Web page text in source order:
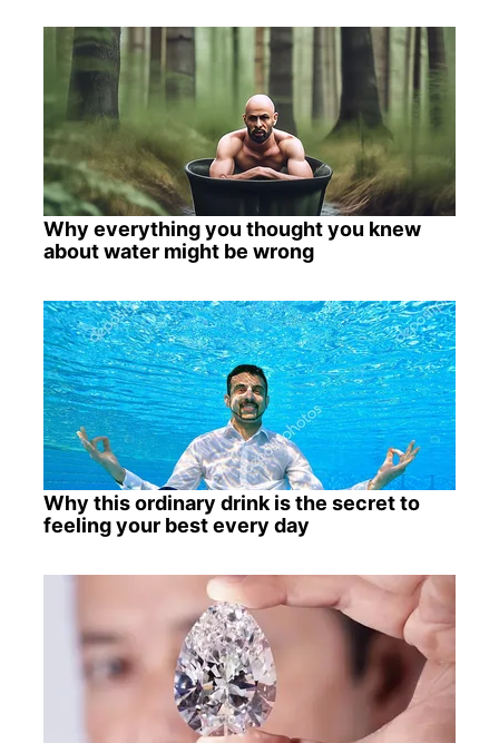
Why everything you thought you knew
about water might be wrong
Why this ordinary drink is the secret to
feeling your best every day